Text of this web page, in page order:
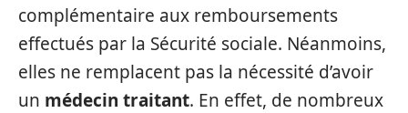
complémentaire aux remboursements
effectués par la Sécurité sociale. Néanmoins,
elles ne remplacent pas la nécessité d’avoir
un médecin traitant. En effet, de nombreux